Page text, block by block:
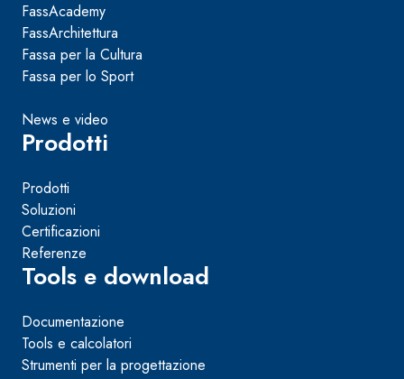
FassAcademy
FassArchitettura
Fassa per la Cultura
Fassa per lo Sport
News e video
Prodotti
Prodotti
Soluzioni
Certificazioni
Referenze
Tools e download
Documentazione
Tools e calcolatori
Strumenti per la progettazione